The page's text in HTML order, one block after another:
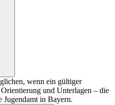
wenn ein gültiger
und Unterlagen – die
Jugendamt in Bayern.